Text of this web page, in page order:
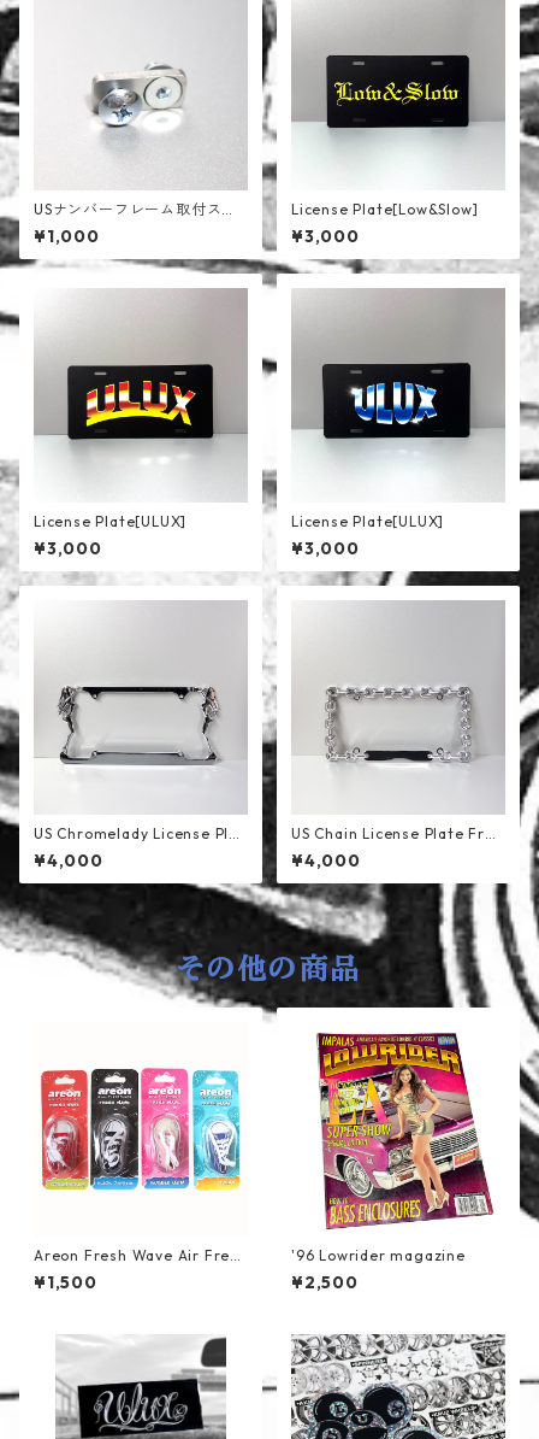
USナンバーフレーム取付ステ
ー
¥1,000
License Plate[Low&Slow]
¥3,000
License Plate[ULUX]
¥3,000
License Plate[ULUX]
¥3,000
US Chromelady License Plat
e Frame
¥4,000
US Chain License Plate Fra
me
¥4,000
その他の商品
Areon Fresh Wave Air Fresh
ener
¥1,500
'96 Lowrider magazine
¥2,500